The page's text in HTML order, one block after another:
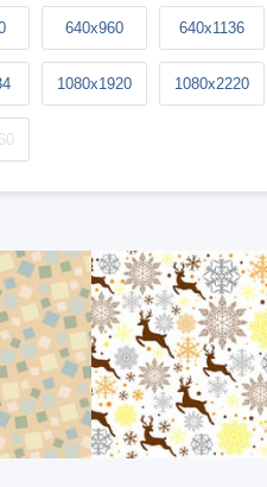
640x960 640x1136
1080x1920 1080x2220